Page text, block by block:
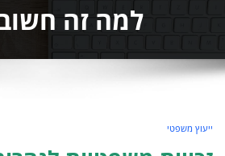
למה זה
ייעוץ משפטי